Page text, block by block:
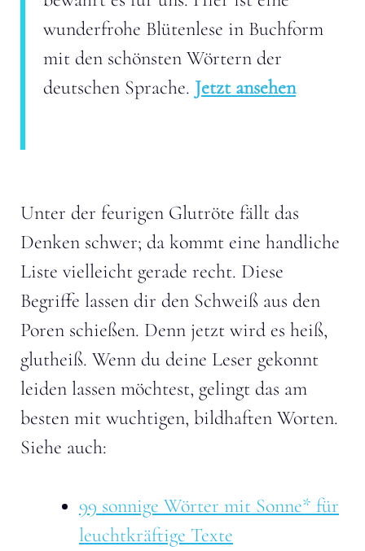
wunderfrohe Blütenlese in Buchform
mit den schönsten Wörtern der
deutschen Sprache. Jetzt ansehen
Unter der feurigen Glutröte fällt das
Denken schwer; da kommt eine handliche
Liste vielleicht gerade recht. Diese
Begriffe lassen dir den Schweiß aus den
Poren schießen. Denn jetzt wird es heiß,
glutheiß. Wenn du deine Leser gekonnt
leiden lassen möchtest, gelingt das am
besten mit wuchtigen, bildhaften Worten.
Siehe auch:
99 sonnige Wörter mit Sonne* für
leuchtkräftige Texte